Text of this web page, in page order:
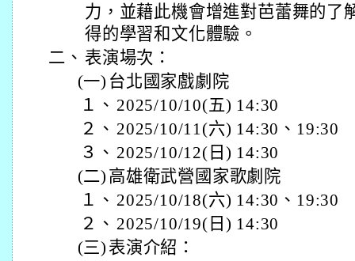
力，並藉此機會增進對芭蕾舞的了
得的學習和文化體驗。
二、 表演場次：
(一) 台北國家戲劇院
１、 2025/10/10(五) 14:30
２、 2025/10/11(六) 14:30、19:30
３、 2025/10/12(日) 14:30
(二) 高雄衛武營國家歌劇院
１、 2025/10/18(六) 14:30、19:30
２、 2025/10/19(日) 14:30
(三) 表演介紹：